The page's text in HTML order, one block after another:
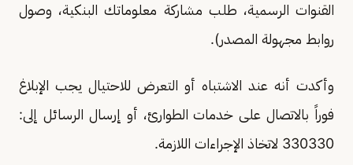
القنوات الرسمية، طلب مشاركة معلوماتك البنكية، وصول
روابط مجهولة المصدر).
وأكدت أنه عند الاشتباه أو التعرض للاحتيال يجب الإبلاغ
فوراً بالاتصال على خدمات الطوارئ، أو إرسال الرسائل إلى:
330330 لاتخاذ الإجراءات اللازمة.